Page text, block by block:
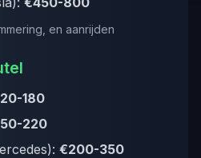
en aanrijden
180
220
€200-350